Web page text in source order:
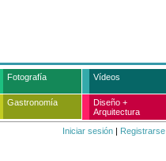
Fotografía Vídeos
Gastronomía
Diseño +
Arquitectura
Iniciar sesión | Registrarse